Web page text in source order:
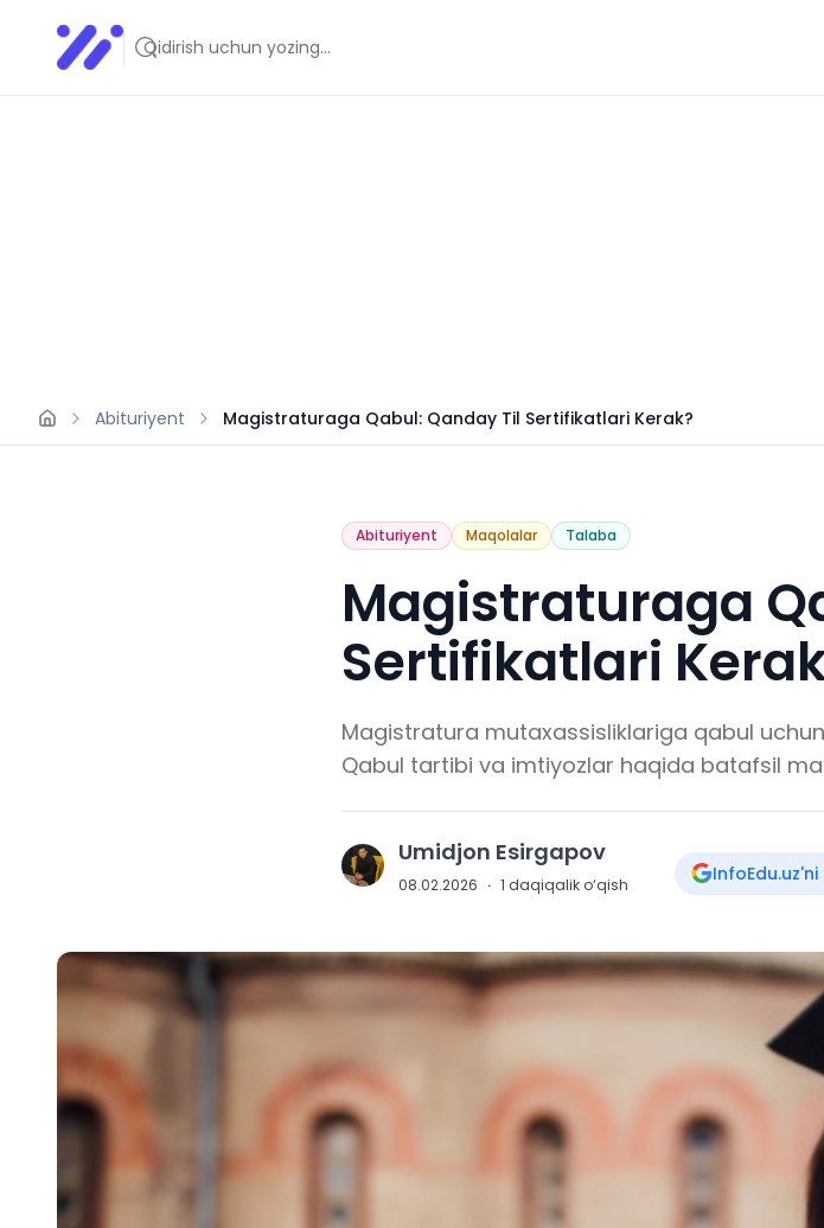
Infoedu
Ta&#039;lim xabarlari va yangiliklari
Abituriyent Magistraturaga Qabul: Qanday Til Sertifikatlari Kerak?
Abituriyent Maqolalar Talaba
Magistraturaga
Sertifikatlari
Magistratura mutaxassisliklariga qabul
Qabul tartibi va imtiyozlar haqida batafsil
U Umidjon Esirgapov
08.02.2026 · 1 daqiqalik o‘qish